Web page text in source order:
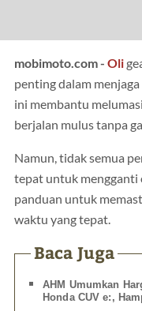
mobimoto.com - Oli
penting dalam
ini membantu
berjalan mulus tanpa
Namun, tidak semua
tepat untuk mengganti
panduan untuk
waktu yang tepat.
Baca Juga
AHM Umumkan
Honda CUV e:,